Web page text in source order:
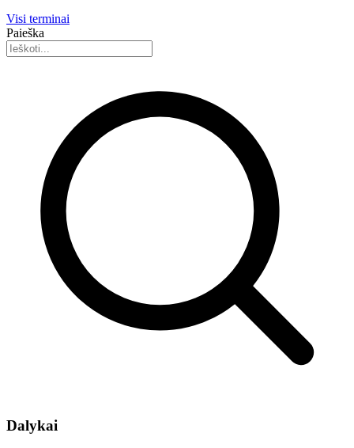
Visi terminai
Paieška
Dalykai